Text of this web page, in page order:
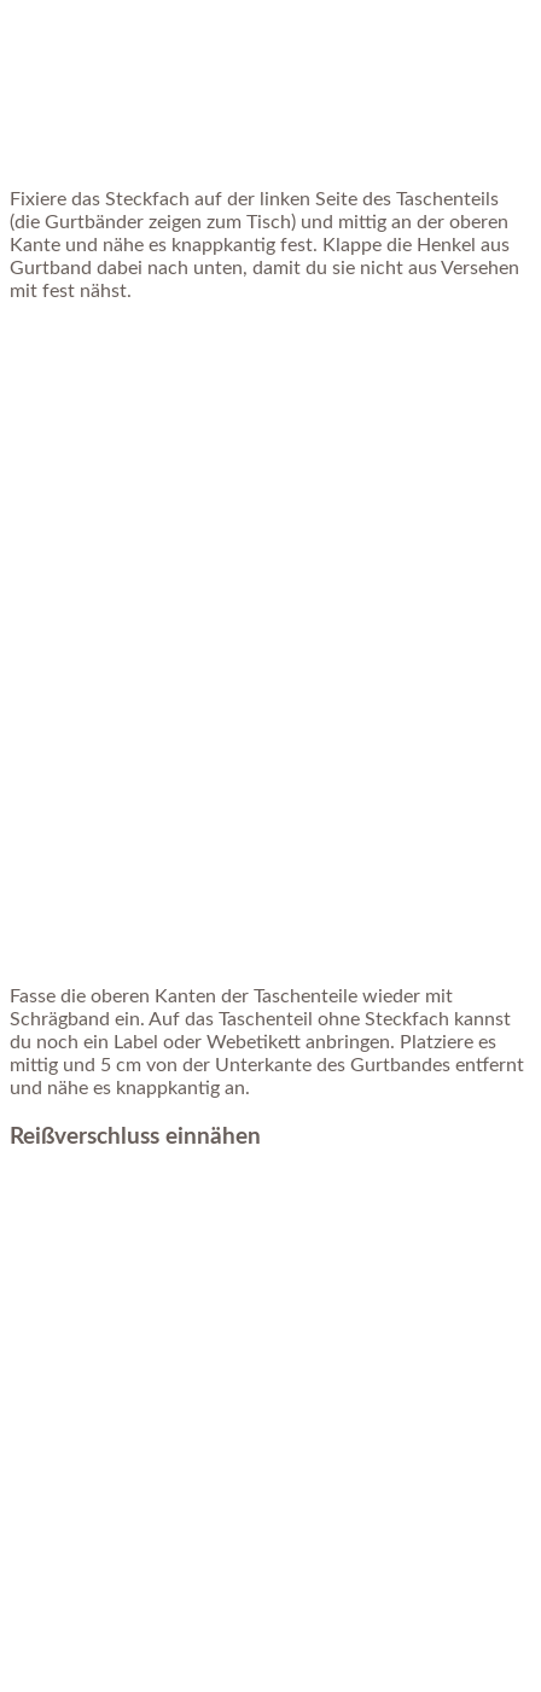
Fixiere das Steckfach auf der linken Seite des Taschenteils
(die Gurtbänder zeigen zum Tisch) und mittig an der oberen
Kante und nähe es knappkantig fest. Klappe die Henkel aus
Gurtband dabei nach unten, damit du sie nicht aus Versehen
mit fest nähst.
Fasse die oberen Kanten der Taschenteile wieder mit
Schrägband ein. Auf das Taschenteil ohne Steckfach kannst
du noch ein Label oder Webetikett anbringen. Platziere es
mittig und 5 cm von der Unterkante des Gurtbandes entfernt
und nähe es knappkantig an.
Reißverschluss einnähen